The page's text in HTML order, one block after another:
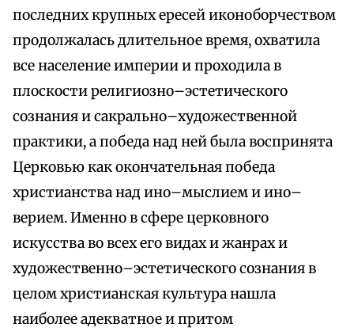
последних крупных ересей иконоборчеством
продолжалась длительное время, охватила
все население империи и проходила в
плоскости религиозно–эстетического
сознания и сакрально–художественной
практики, а победа над ней была воспринята
Церковью как окончательная победа
христианства над ино–мыслием и ино–
верием. Именно в сфере церковного
искусства во всех его видах и жанрах и
художественно–эстетического сознания в
целом христианская культура нашла
наиболее адекватное и притом